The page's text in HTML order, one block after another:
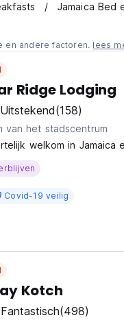
Jamaica Bed
en andere factoren. lees
Ridge Lodging
Uitstekend(158)
van het stadscentrum
welkom in
Covid-19 veilig
Kotch
Fantastisch(498)